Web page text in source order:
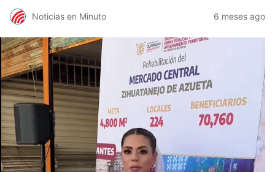
Noticias en Minuto 6 meses ago